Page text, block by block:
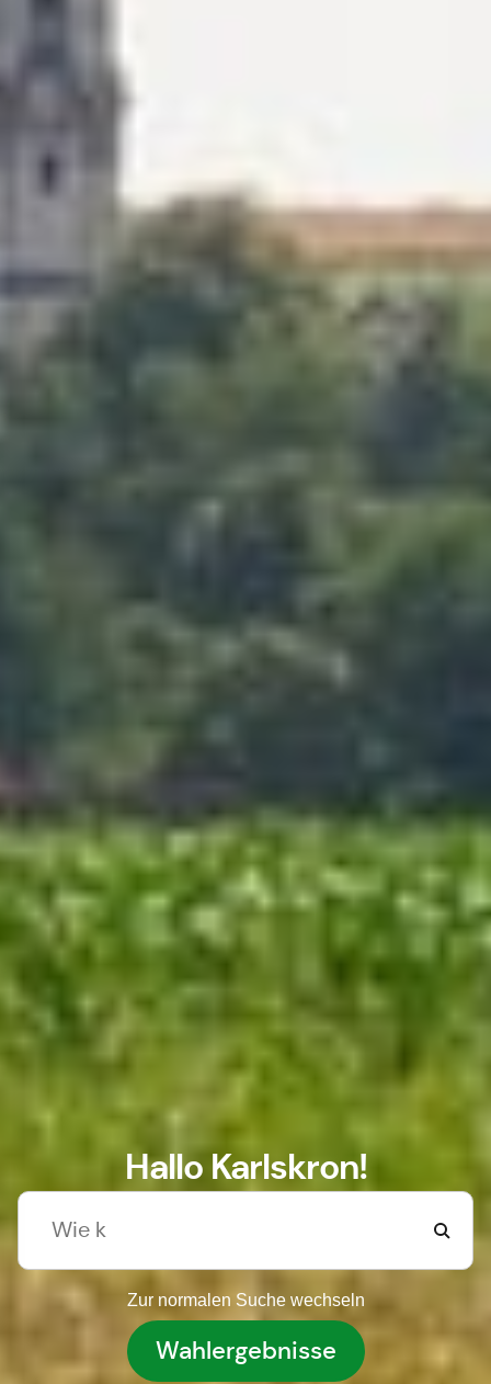
Hallo Karlskron!
Zur normalen Suche wechseln
Wahlergebnisse